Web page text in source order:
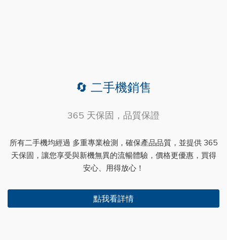
🔄 二手機銷售
365 天保固，品質保證
所有二手機均經過 多重專業檢測，確保產品品質，並提供 365
天保固，讓您享受與新機無異的流暢體驗，價格更優惠，買得
安心、用得放心！
點我看詳情